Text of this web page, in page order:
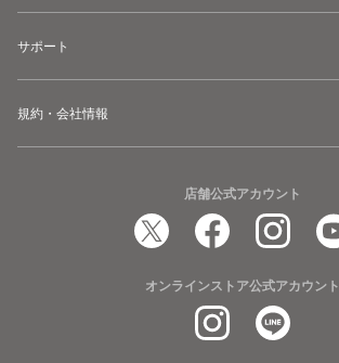
サポート
規約・会社情報
店舗公式アカウント
オンラインストア公式アカウント